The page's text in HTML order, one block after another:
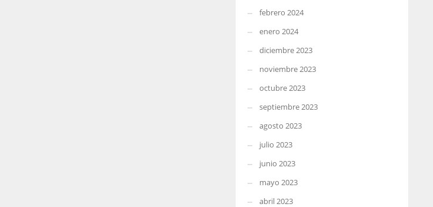
febrero 2024
enero 2024
diciembre 2023
noviembre 2023
octubre 2023
septiembre 2023
agosto 2023
julio 2023
junio 2023
mayo 2023
abril 2023